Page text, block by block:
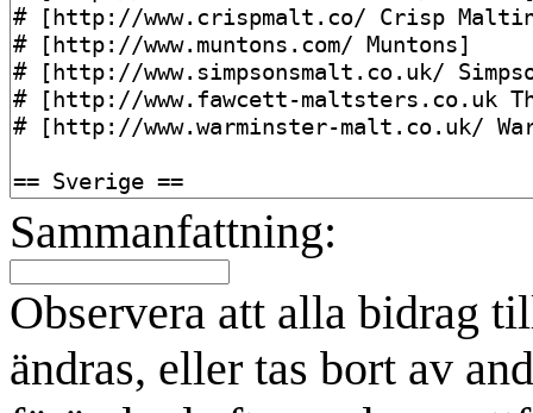
Sammanfattning:
Observera att alla bidrag
ändras, eller tas bort av